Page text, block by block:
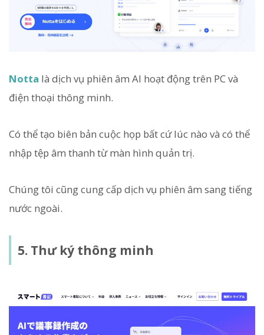
Notta là dịch vụ phiên âm AI hoạt động trên PC và
điện thoại thông minh.
Có thể tạo biên bản cuộc họp bất cứ lúc nào và có thể
nhập tệp âm thanh từ màn hình quản trị.
Chúng tôi cũng cung cấp dịch vụ phiên âm sang tiếng
nước ngoài.
5. Thư ký thông minh